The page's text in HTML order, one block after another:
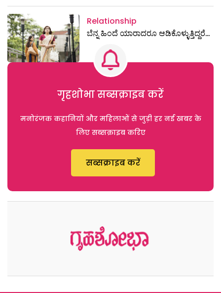
Relationship
ಬೆನ್ನ ಹಿಂದೆ ಯಾರಾದರೂ ಆಡಿಕೊಳ್ಳುತ್ತಿದ್ದರೆ…
गृहशोभा सब्सक्राइब करें
मनोरंजक कहानियों और महिलाओं से जुड़ी हर नई खबर के
लिए सब्सक्राइब करिए
सब्सक्राइब करें